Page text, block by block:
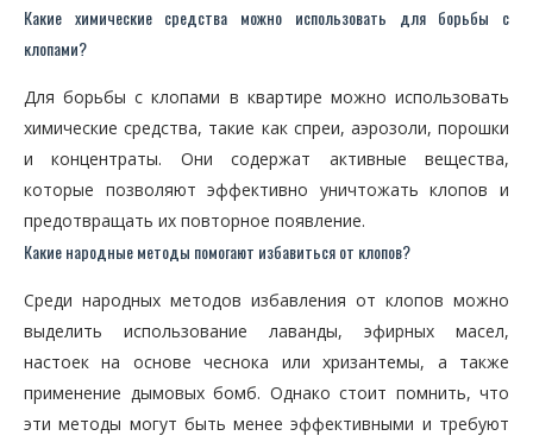
Какие химические средства можно использовать для борьбы с
клопами?
Для борьбы с клопами в квартире можно использовать
химические средства, такие как спреи, аэрозоли, порошки
и концентраты. Они содержат активные вещества,
которые позволяют эффективно уничтожать клопов и
предотвращать их повторное появление.
Какие народные методы помогают избавиться от клопов?
Среди народных методов избавления от клопов можно
выделить использование лаванды, эфирных масел,
настоек на основе чеснока или хризантемы, а также
применение дымовых бомб. Однако стоит помнить, что
эти методы могут быть менее эффективными и требуют